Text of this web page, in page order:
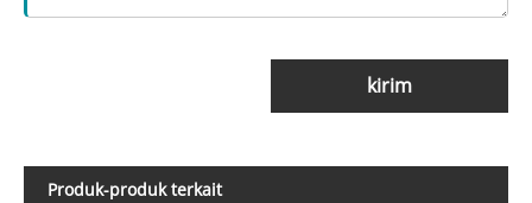
kirim
Produk-produk terkait